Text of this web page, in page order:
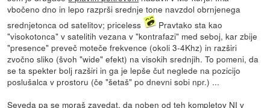
vbočeno dno in lepo razprši srednje tone navzdol obrnjenega
srednjetonca od satelitov; priceless
Pravtako sta kao
"visokotonca" v satelitih vezana v "kontrafazi" med seboj, kar zbije
"presence" preveč moteče frekvence (okoli 3-4Khz) in razširi
zvočno sliko (švoh "wide" efekt) na visokih srednjih. To pomeni, da
se ta spekter bolj razširi in ga je lepše čut neglede na pozicijo
poslušalca v prostoru (če "šetaš" po dnevni sobi npr.) ...
Seveda pa se moraš zavedat, da noben od teh kompletov NI v